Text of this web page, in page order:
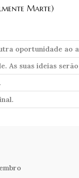
Marte)
oportunidade ao
As suas ideias